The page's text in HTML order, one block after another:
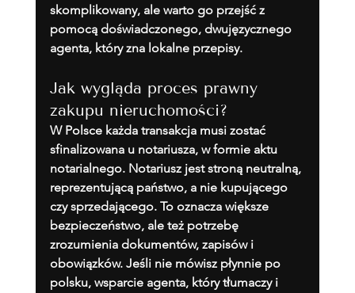
skomplikowany, ale warto go przejść z
pomocą doświadczonego, dwujęzycznego
agenta, który zna lokalne przepisy.
Jak wygląda proces prawny
zakupu nieruchomości?
W Polsce każda transakcja musi zostać
sfinalizowana u notariusza, w formie aktu
notarialnego. Notariusz jest stroną neutralną,
reprezentującą państwo, a nie kupującego
czy sprzedającego. To oznacza większe
bezpieczeństwo, ale też potrzebę
zrozumienia dokumentów, zapisów i
obowiązków. Jeśli nie mówisz płynnie po
polsku, wsparcie agenta, który tłumaczy i